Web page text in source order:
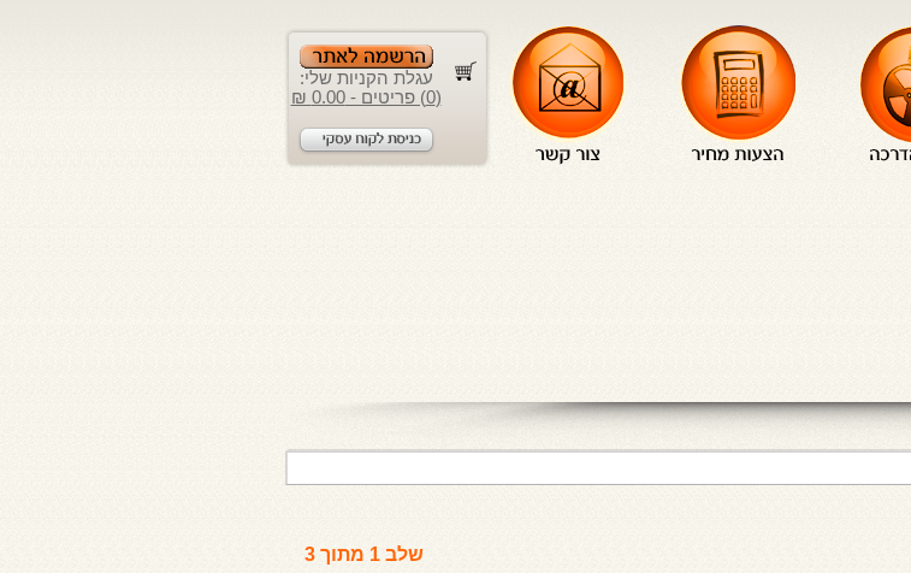
עגלת הקניות שלי:
(0) פריטים - 0.00 ₪
שלב 1 מתוך 3